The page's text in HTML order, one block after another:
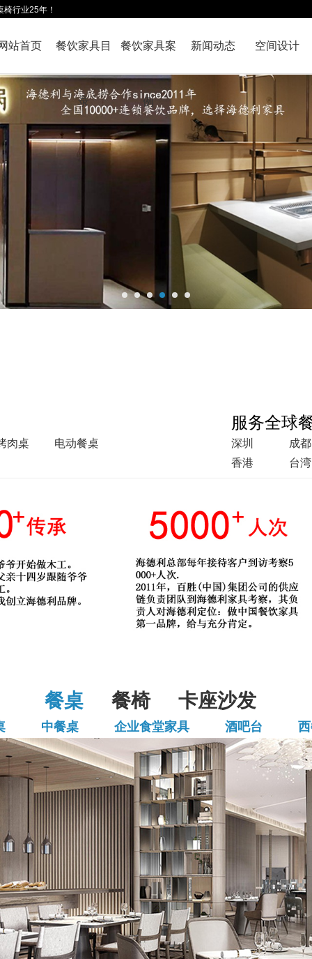
行业25年！
站首页 餐饮家具目
录
餐饮家具案
例
新闻动态 空间设计
肉桌 电动餐桌
服务全球
深圳
成都
香港
台湾
餐桌 餐椅 卡座沙发
中餐桌 企业食堂家具 酒吧台